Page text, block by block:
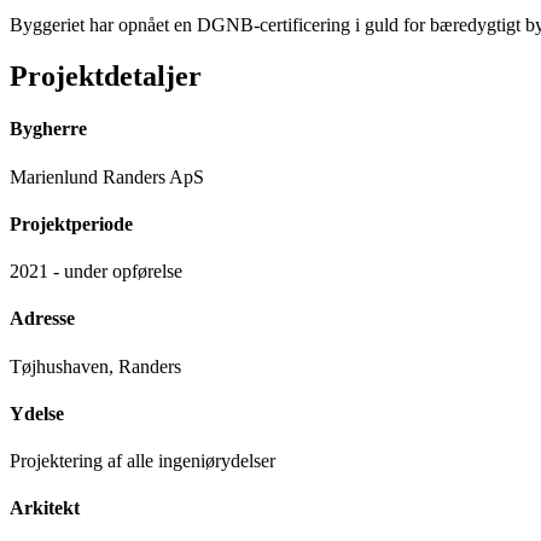
Byggeriet har opnået en DGNB-certificering i guld for bæredygtigt
Projektdetaljer
Bygherre
Marienlund Randers ApS
Projektperiode
2021 - under opførelse
Adresse
Tøjhushaven, Randers
Ydelse
Projektering af alle ingeniørydelser
Arkitekt